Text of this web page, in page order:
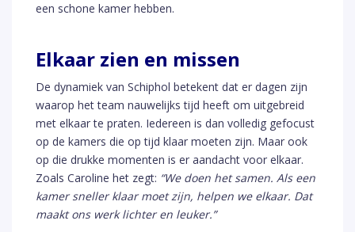
een schone kamer hebben.
Elkaar zien en missen
De dynamiek van Schiphol betekent dat er dagen zijn
waarop het team nauwelijks tijd heeft om uitgebreid
met elkaar te praten. Iedereen is dan volledig gefocust
op de kamers die op tijd klaar moeten zijn. Maar ook
op die drukke momenten is er aandacht voor elkaar.
Zoals Caroline het zegt: “We doen het samen. Als een
kamer sneller klaar moet zijn, helpen we elkaar. Dat
maakt ons werk lichter en leuker.”